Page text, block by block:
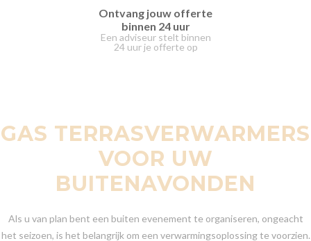
Ontvang jouw offerte
binnen 24 uur
Een adviseur stelt binnen
24 uur je offerte op
GAS TERRASVERWARMERS
VOOR UW
BUITENAVONDEN
Als u van plan bent een buiten evenement te organiseren, ongeacht
het seizoen, is het belangrijk om een verwarmingsoplossing te voorzien.